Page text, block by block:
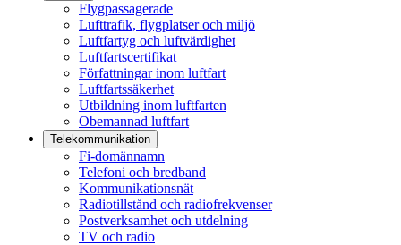
Flygpassagerade
Lufttrafik, flygplatser och miljö
Luftfartyg och luftvärdighet
Luftfartscertifikat
Författningar inom luftfart
Luftfartssäkerhet
Utbildning inom luftfarten
Obemannad luftfart
Telekommunikation
Fi-domännamn
Telefoni och bredband
Kommunikationsnät
Radiotillstånd och radiofrekvenser
Postverksamhet och utdelning
TV och radio